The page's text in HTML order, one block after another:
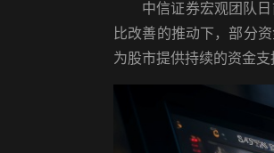
中信证券宏观团队
比改善的推动下，部分
为股市提供持续的资金支